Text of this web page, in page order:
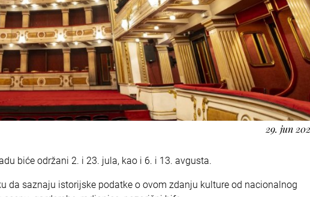
29. jun
biće održani 2. i 23. jula, kao i 6. i 13. avgusta.
da saznaju istorijske podatke o ovom zdanju kulture od nacionalnog